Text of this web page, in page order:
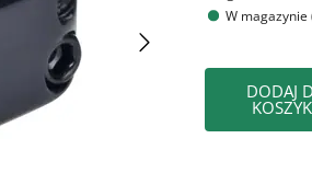
W magazynie
DODAJ